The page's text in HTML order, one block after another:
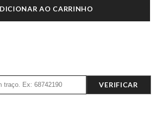
AO CARRINHO
VERIFICAR